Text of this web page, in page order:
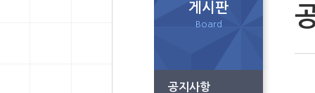
게시판
Board
공지사항